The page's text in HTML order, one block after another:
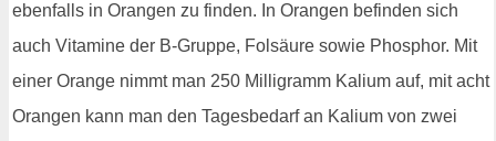
ebenfalls in Orangen zu finden. In Orangen befinden sich
auch Vitamine der B-Gruppe, Folsäure sowie Phosphor. Mit
einer Orange nimmt man 250 Milligramm Kalium auf, mit acht
Orangen kann man den Tagesbedarf an Kalium von zwei